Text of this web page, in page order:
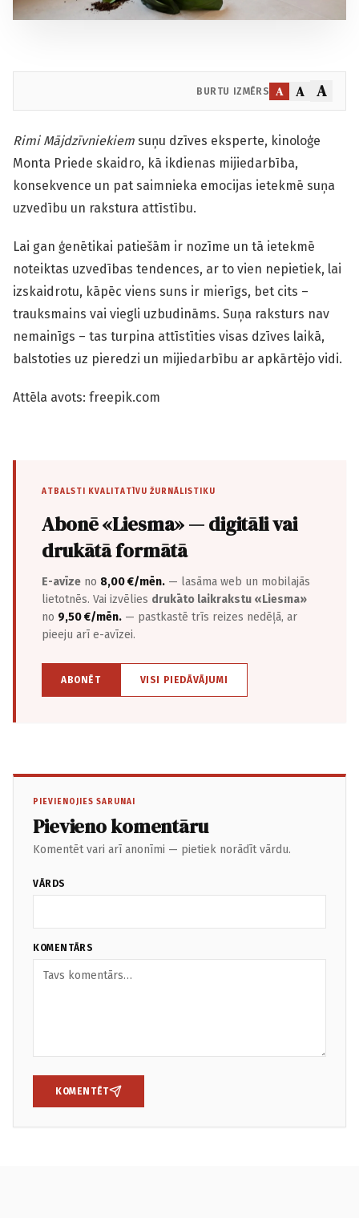
BURTU IZMĒRS A A A
Rimi Mājdzīvniekiem suņu dzīves eksperte, kinoloģe
Monta Priede skaidro, kā ikdienas mijiedarbība,
konsekvence un pat saimnieka emocijas ietekmē suņa
uzvedību un rakstura attīstību.
Lai gan ģenētikai patiešām ir nozīme un tā ietekmē
noteiktas uzvedības tendences, ar to vien nepietiek, lai
izskaidrotu, kāpēc viens suns ir mierīgs, bet cits –
trauksmains vai viegli uzbudināms. Suņa raksturs nav
nemainīgs – tas turpina attīstīties visas dzīves laikā,
balstoties uz pieredzi un mijiedarbību ar apkārtējo vidi.
Attēla avots: freepik.com
ATBALSTI KVALITATĪVU ŽURNĀLISTIKU
Abonē «Liesma» — digitāli vai
drukātā formātā
E-avīze no 8,00 €/mēn. — lasāma web un mobilajās
lietotnēs. Vai izvēlies drukāto laikrakstu «Liesma»
no 9,50 €/mēn. — pastkastē trīs reizes nedēļā, ar
pieeju arī e-avīzei.
ABONĒT VISI PIEDĀVĀJUMI
PIEVIENOJIES SARUNAI
Pievieno komentāru
Komentēt vari arī anonīmi — pietiek norādīt vārdu.
VĀRDS
KOMENTĀRS
KOMENTĒT